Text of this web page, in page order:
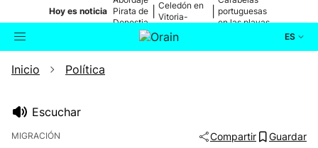
Hoy es noticia Pirata de
Donostia
Celedón en
Vitoria-
portuguesas
en las playas
ES
Buscador
Inicio Política
Escuchar
MIGRACIÓN Compartir Guardar